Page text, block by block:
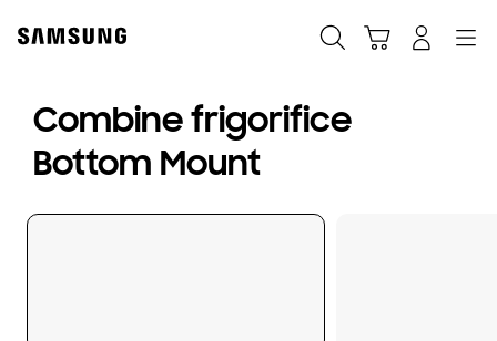
content
Combine frigorifice
Bottom Mount